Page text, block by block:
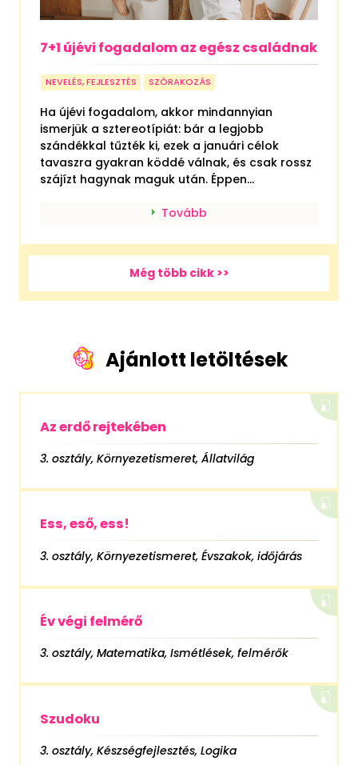
7+1 újévi fogadalom az egész családnak
NEVELÉS, FEJLESZTÉS SZÓRAKOZÁS
Ha újévi fogadalom, akkor mindannyian
ismerjük a sztereotípiát: bár a legjobb
szándékkal tűzték ki, ezek a januári célok
tavaszra gyakran köddé válnak, és csak rossz
szájízt hagynak maguk után. Éppen...
Tovább
Még több cikk >>
Ajánlott letöltések
Az erdő rejtekében
3. osztály, Környezetismeret, Állatvilág
Ess, eső, ess!
3. osztály, Környezetismeret, Évszakok, időjárás
Év végi felmérő
3. osztály, Matematika, Ismétlések, felmérők
Szudoku
3. osztály, Készségfejlesztés, Logika